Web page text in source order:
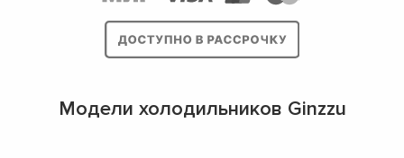
Модели холодильников Ginzzu